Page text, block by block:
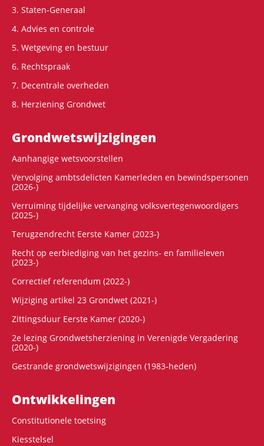
3. Staten-Generaal
4. Advies en controle
5. Wetgeving en bestuur
6. Rechtspraak
7. Decentrale overheden
8. Herziening Grondwet
Grondwets­wijzigingen
Aanhangige wetsvoorstellen
Vervolging ambtsdelicten Kamerleden en bewindspersonen
(2026-)
Verruiming tijdelijke vervanging volksvertegenwoordigers
(2025-)
Terugzendrecht Eerste Kamer (2023-)
Recht op eerbiediging van het gezins- en familieleven
(2023-)
Correctief referendum (2022-)
Wijziging artikel 23 Grondwet (2021-)
Zittingsduur Eerste Kamer (2020-)
2e lezing Grondwetsherziening in Verenigde Vergadering
(2020-)
Gestrande grondwetswijzigingen (1983-heden)
Ontwikke­lingen
Constitutionele toetsing
Kiesstelsel